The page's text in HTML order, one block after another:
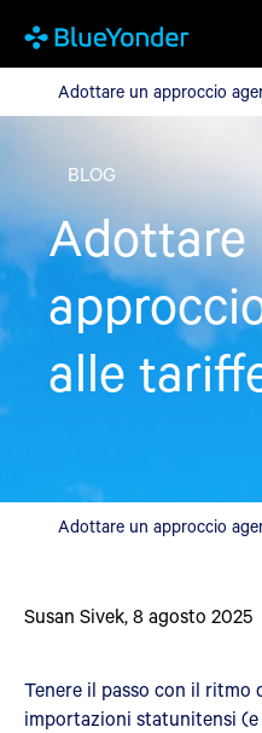
Adottare un approccio
Adottare un approccio
BLOG
Adottare
alle
Adottare un approccio
Susan Sivek,8 agosto 2025
Tenere il passo con il ritmo
importazioni statunitensi